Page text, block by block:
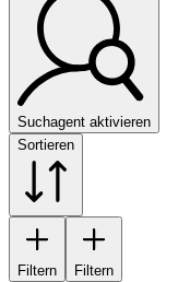
Suchagent aktivieren
Sortieren
Filtern Filtern